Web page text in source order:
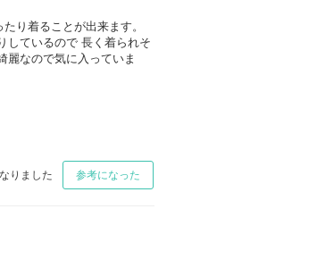
り着ることが出来ます。
しているので 長く着られそ
麗なので気に入っていま
りました 参考になった